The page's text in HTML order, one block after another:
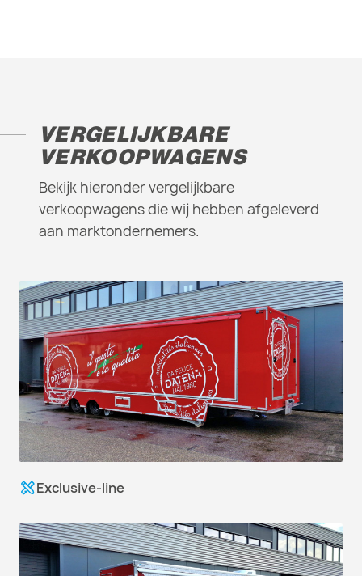
VERGELIJKBARE
VERKOOPWAGENS
Bekijk hieronder vergelijkbare
verkoopwagens die wij hebben afgeleverd
aan marktondernemers.
Exclusive-line